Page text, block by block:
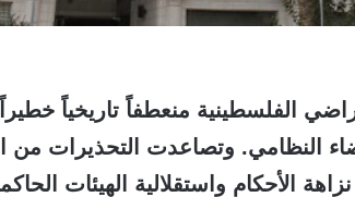
الفلسطينية منعطفاً تاريخياً
النظامي. وتصاعدت التحذيرات من
الأحكام واستقلالية الهيئات